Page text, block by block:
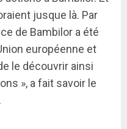
jusque là. Par
de Bambilor a été
européenne et
le découvrir ainsi
», a fait savoir le